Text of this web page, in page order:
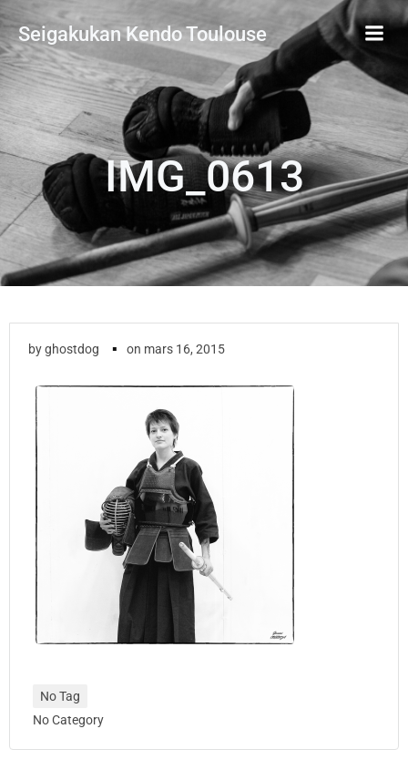
Aller
au
contenu
Seigakukan Kendo Toulouse
IMG_0613
byghostdog ▪ on mars 16, 2015
No Tag
No Category